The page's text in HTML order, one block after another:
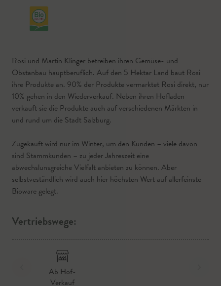
Rosi und Martin Klinger betreiben ihren Gemüse- und
Obstanbau hauptberuflich. Auf den 5 Hektar Land baut Rosi
ihre Produkte an. 90% der Produkte vermarktet Rosi direkt, nur
10% gehen in den Wiederverkauf. Neben ihren Hofladen
verkauft sie die Produkte auch auf verschiedenen Märkten in
und rund um die Stadt Salzburg.
Zugekauft wird nur im Winter, um den Kunden – viele davon
sind Stammkunden – zu jeder Jahreszeit eine
abwechslunsgreiche Vielfalt anbieten zu können. Aber
selbstveständlich wird auch hier höchsten Wert auf allerfeinste
Bioware gelegt.
Vertriebswege:
Ab Hof-
Verkauf